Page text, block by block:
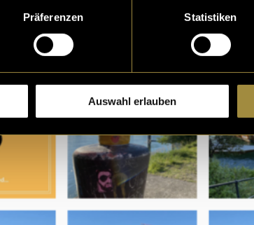
Präferenzen Statistiken
Auswahl erlauben